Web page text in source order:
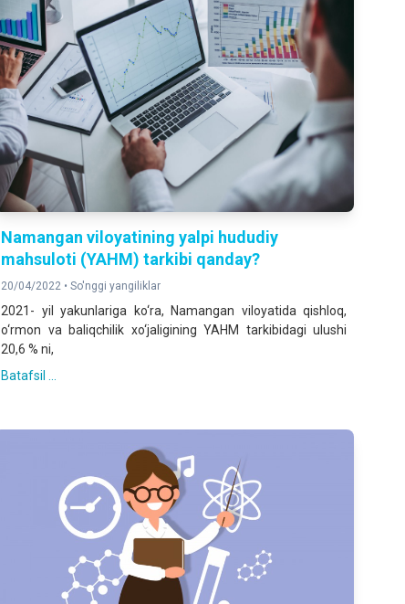
Namangan viloyatining yalpi hududiy
mahsuloti (YAHM) tarkibi qanday?
20/04/2022 •So'nggi yangiliklar
2021- yil yakunlariga ko‘ra, Namangan viloyatida qishloq,
o‘rmon va baliqchilik xo‘jaligining YAHM tarkibidagi ulushi
20,6 % ni,
Batafsil ...